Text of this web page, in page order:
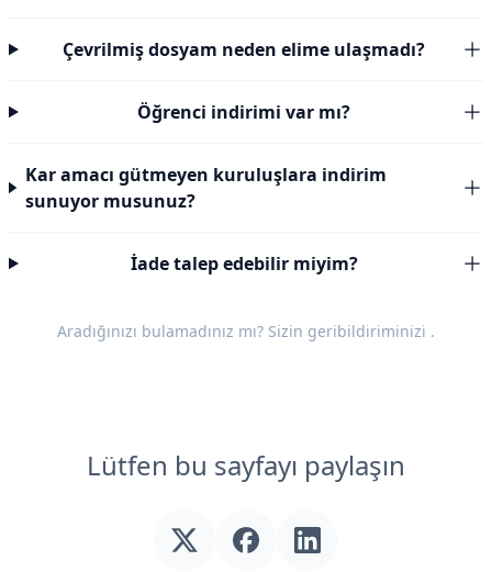
Çevrilmiş dosyam neden elime ulaşmadı?
Öğrenci indirimi var mı?
Kar amacı gütmeyen kuruluşlara indirim
sunuyor musunuz?
İade talep edebilir miyim?
Aradığınızı bulamadınız mı? Sizin geribildiriminizi .
Lütfen bu sayfayı paylaşın